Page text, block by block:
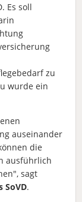
Es soll
zu
wurde ein
auseinander
die
ausführlich
sagt
SoVD.